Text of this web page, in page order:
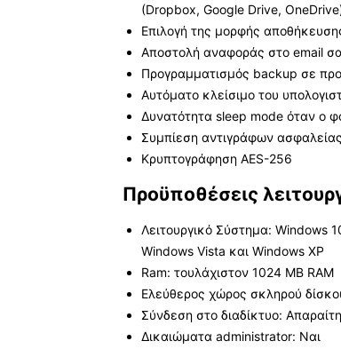
(Dropbox, Google Drive,
Επιλογή της μορφής
Αποστολή αναφοράς στο email
Προγραμματισμός backup σε
Αυτόματο κλείσιμο του
Δυνατότητα sleep mode όταν ο
Συμπίεση αντιγράφων
Κρυπτογράφηση AES-256
Προϋποθέσεις
Λειτουργικό Σύστημα: Windows
Windows Vista και Windows XP
Ram: τουλάχιστον 1024 MB RAM
Ελεύθερος χώρος σκληρού
Σύνδεση στο διαδίκτυο:
Δικαιώματα administrator: Ναι